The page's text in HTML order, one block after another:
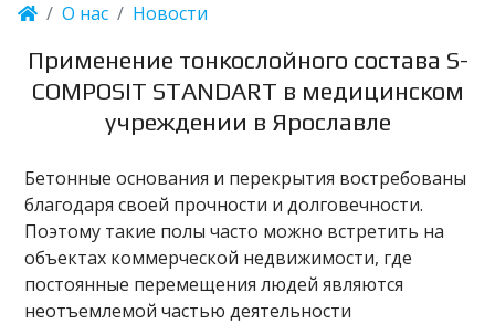
О нас Новости
Применение тонкослойного состава S-
COMPOSIT STANDART в медицинском
учреждении в Ярославле
Бетонные основания и перекрытия востребованы
благодаря своей прочности и долговечности.
Поэтому такие полы часто можно встретить на
объектах коммерческой недвижимости, где
постоянные перемещения людей являются
неотъемлемой частью деятельности